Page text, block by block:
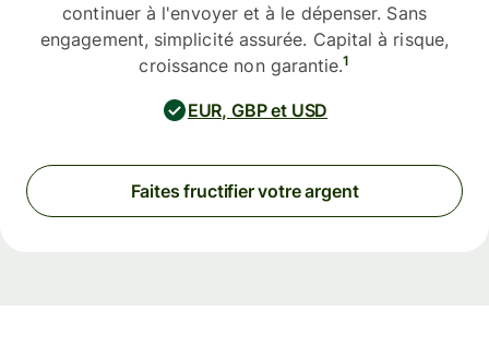
continuer à l'envoyer et à le dépenser. Sans
engagement, simplicité assurée. Capital à risque,
croissance non garantie.1
EUR, GBP et USD
Faites fructifier votre argent